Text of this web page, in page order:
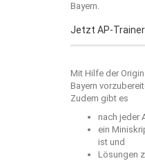
Bayern.
Jetzt AP-
Mit Hilfe der
Bayern
Zudem gibt es
nach jeder
ein
ist und
Lösungen